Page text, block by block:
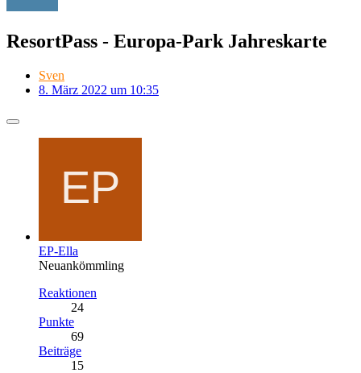
ResortPass - Europa-Park Jahreskarte
Sven
8. März 2022 um 10:35
EP-Ella
Neuankömmling
Reaktionen
24
Punkte
69
Beiträge
15